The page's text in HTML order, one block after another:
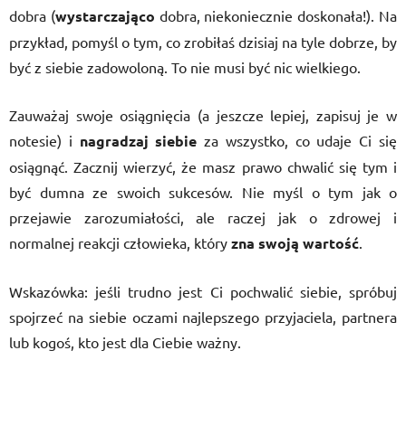
dobra (wystarczająco dobra, niekoniecznie doskonała!). Na
przykład, pomyśl o tym, co zrobiłaś dzisiaj na tyle dobrze, by
być z siebie zadowoloną. To nie musi być nic wielkiego.
Zauważaj swoje osiągnięcia (a jeszcze lepiej, zapisuj je w
notesie) i nagradzaj siebie za wszystko, co udaje Ci się
osiągnąć. Zacznij wierzyć, że masz prawo chwalić się tym i
być dumna ze swoich sukcesów. Nie myśl o tym jak o
przejawie zarozumiałości, ale raczej jak o zdrowej i
normalnej reakcji człowieka, który zna swoją wartość.
Wskazówka: jeśli trudno jest Ci pochwalić siebie, spróbuj
spojrzeć na siebie oczami najlepszego przyjaciela, partnera
lub kogoś, kto jest dla Ciebie ważny.